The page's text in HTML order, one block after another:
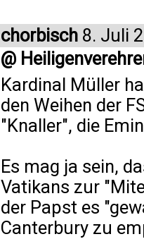
chorbisch 8. Juli
@
Kardinal Müller
den Weihen der
"Knaller", die
Es mag ja sein,
Vatikans zur
der Papst es
Canterbury zu